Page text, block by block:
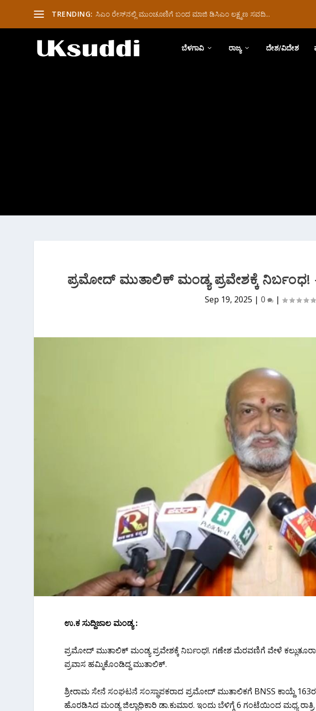
TRENDING: ಸಿಎಂ ರೇಸ್‌ನಲ್ಲಿ ಮುಂಚೂಣಿಗೆ ಬಂದ ಮಾಜಿ ಡಿಸಿಎಂ ಲಕ್ಷ್ಮಣ ಸವದಿ...
ಬೆಳಗಾವಿ ರಾಜ್ಯ ದೇಶ/ವಿದೇಶ
ಪ್ರಮೋದ್ ಮುತಾಲಿಕ್ ಮಂಡ್ಯ ಪ್ರವೇಶಕ್ಕೆ
Sep 19, 2025 |0 |
ಉ.ಕ ಸುದ್ದಿಜಾಲ ಮಂಡ್ಯ :
ಪ್ರಮೋದ್ ಮುತಾಲಿಕ್ ಮಂಡ್ಯ ಪ್ರವೇಶಕ್ಕೆ ನಿರ್ಬಂಧ!. ಗಣೇಶ ಮೆರವಣಿಗೆ ವೇಳೆ
ಪ್ರವಾಸ ಹಮ್ಮಿಕೊಂಡಿದ್ದ ಮುತಾಲಿಕ್.
ಶ್ರೀರಾಮ ಸೇನೆ ಸಂಘಟನೆ ಸಂಸ್ಥಾಪಕರಾದ ಪ್ರಮೋದ್ ಮುತಾಲಿಕಗೆ BNSS ಕಾಯ್ದೆ
ಹೊರಡಿಸಿದ ಮಂಡ್ಯ ಜಿಲ್ಲಾಧಿಕಾರಿ ಡಾ.ಕುಮಾರ. ಇಂದು ಬೆಳಿಗ್ಗೆ 6 ಗಂಟೆಯಿಂದ ಮಧ್ಯ